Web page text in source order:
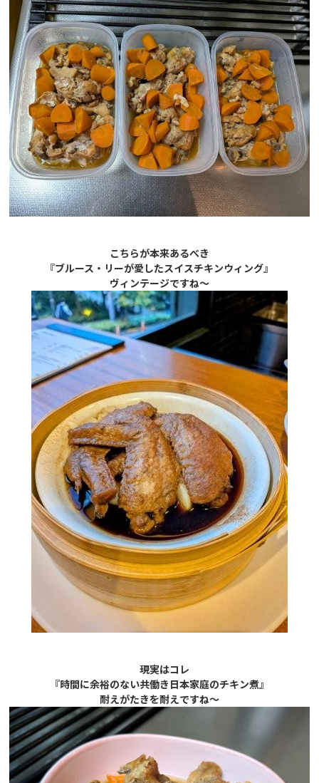
こちらが本来あるべき
『ブルース・リーが愛したスイスチキンウィング』
ヴィンテージですね～
現実はコレ
『時間に余裕のない共働き日本家庭のチキン煮』
耐えがたきを耐えですね～